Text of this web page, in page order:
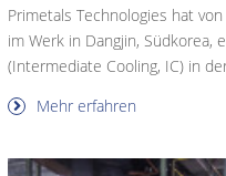
Primetals Technologies hat
im Werk in Dangjin, Südkorea,
(Intermediate Cooling, IC) in
Mehr erfahren